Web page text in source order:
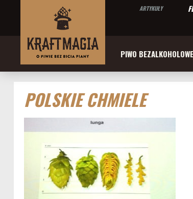
ARTYKUŁY
PIWO BEZALKOHOLOWE
POLSKIE CHMIELE